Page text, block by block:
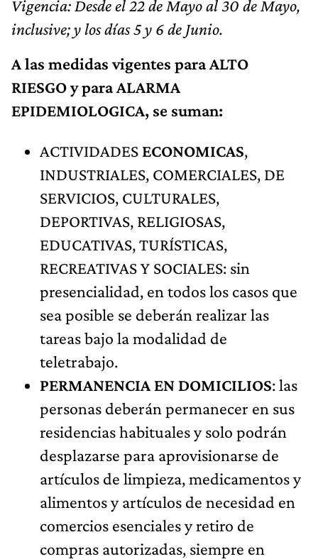
Vigencia: Desde el 22 de Mayo al 30 de Mayo,
inclusive; y los días 5 y 6 de Junio.
A las medidas vigentes para ALTO
RIESGO y para ALARMA
EPIDEMIOLOGICA, se suman:
ACTIVIDADES ECONOMICAS,
INDUSTRIALES, COMERCIALES, DE
SERVICIOS, CULTURALES,
DEPORTIVAS, RELIGIOSAS,
EDUCATIVAS, TURÍSTICAS,
RECREATIVAS Y SOCIALES: sin
presencialidad, en todos los casos que
sea posible se deberán realizar las
tareas bajo la modalidad de
teletrabajo.
PERMANENCIA EN DOMICILIOS: las
personas deberán permanecer en sus
residencias habituales y solo podrán
desplazarse para aprovisionarse de
artículos de limpieza, medicamentos y
alimentos y artículos de necesidad en
comercios esenciales y retiro de
compras autorizadas, siempre en